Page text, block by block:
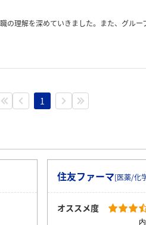
いきました。 最終日はグループ発表がありました。3日目までは、日程がA日程・B日程と別れていましたが、最終日は二つの日程
1
住友ファーマ[医薬/化
オススメ度